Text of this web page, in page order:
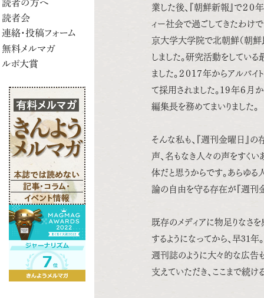
業した後、『朝鮮新報』で２０
ィー社会で過ごしてきたわけ
京大学大学院で北朝鮮（朝
しました。研究活動をしてい
ました。２０１７年からアルバ
て採用されました。１９年６
編集長を務めてまいりました。
そんな私も、『週刊金曜日』
声、名もなき人々の声をすく
体だと思うからです。あらゆる
論の自由を守る存在が『週刊
既存のメディアに物足りなさ
するようになってから、早31
週刊誌のように大々的な広告
支えていただき、ここまで続け